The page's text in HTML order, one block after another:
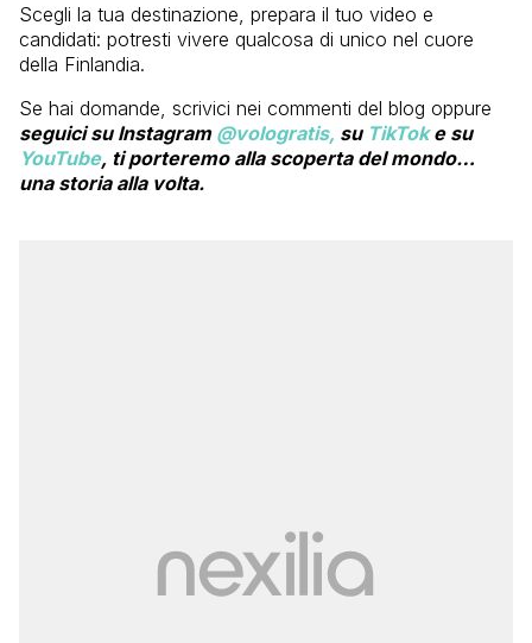
Scegli la tua destinazione, prepara il tuo video e
candidati: potresti vivere qualcosa di unico nel cuore
della Finlandia.
Se hai domande, scrivici nei commenti del blog oppure
seguici su Instagram @vologratis, su TikToke su
YouTube, ti porteremo alla scoperta del mondo…
una storia alla volta.